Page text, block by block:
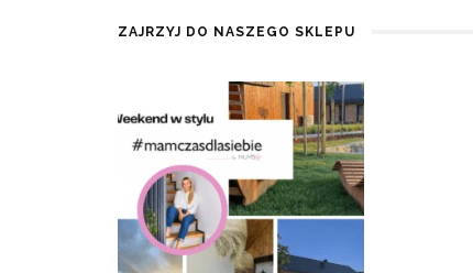
ZAJRZYJ DO NASZEGO SKLEPU